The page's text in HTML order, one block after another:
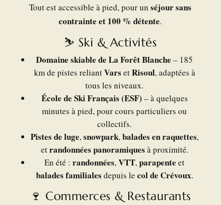
Tout est accessible à pied, pour unséjour sans
contrainte et 100 % détente.
⛷️ Ski & Activités
Domaine skiable de La Forêt Blanche – 185
km de pistes reliantVars etRisoul, adaptées à
tous les niveaux.
École de Ski Français (ESF) – à quelques
minutes à pied, pour cours particuliers ou
collectifs.
Pistes de luge,snowpark,balades en raquettes,
etrandonnées panoramiques à proximité.
En été :randonnées,VTT,parapente et
balades familiales depuis le col de Crévoux.
🍷 Commerces & Restaurants